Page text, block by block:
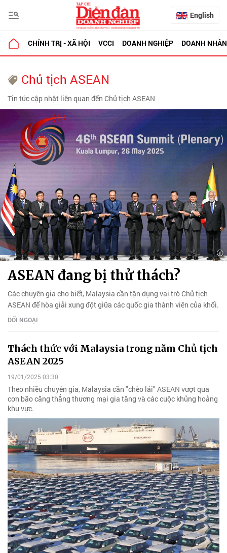
English
CHÍNH TRỊ - XÃ HỘI VCCI DOANH NGHIỆP DOANH NHÂN
Chủ tịch ASEAN
Tin tức cập nhật liên quan đến Chủ tịch ASEAN
ASEAN đang bị thử thách?
Các chuyên gia cho biết, Malaysia cần tận dụng vai trò Chủ tịch
ASEAN để hòa giải xung đột giữa các quốc gia thành viên của khối.
ĐỐI NGOẠI
Thách thức với Malaysia trong năm Chủ tịch
ASEAN 2025
19/01/2025 03:30
Theo nhiều chuyên gia, Malaysia cần "chèo lái" ASEAN vượt qua
cơn bão căng thẳng thương mại gia tăng và các cuộc khủng hoảng
khu vực.